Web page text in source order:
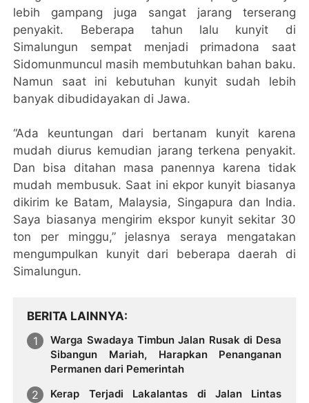
lebih gampang juga sangat jarang terserang
penyakit. Beberapa tahun lalu kunyit di
Simalungun sempat menjadi primadona saat
Sidomunmuncul masih membutuhkan bahan baku.
Namun saat ini kebutuhan kunyit sudah lebih
banyak dibudidayakan di Jawa.
“Ada keuntungan dari bertanam kunyit karena
mudah diurus kemudian jarang terkena penyakit.
Dan bisa ditahan masa panennya karena tidak
mudah membusuk. Saat ini ekpor kunyit biasanya
dikirim ke Batam, Malaysia, Singapura dan India.
Saya biasanya mengirim ekspor kunyit sekitar 30
ton per minggu,” jelasnya seraya mengatakan
mengumpulkan kunyit dari beberapa daerah di
Simalungun.
BERITA LAINNYA
Warga Swadaya Timbun Jalan Rusak di Desa
Sibangun Mariah, Harapkan Penanganan
Permanen dari Pemerintah
Kerap Terjadi Lakalantas di Jalan Lintas